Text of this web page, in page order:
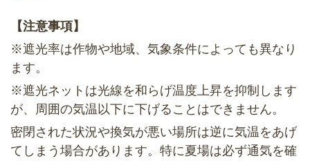
【注意事項】
※遮光率は作物や地域、気象条件によっても異なり
ます。
※遮光ネットは光線を和らげ温度上昇を抑制します
が、周囲の気温以下に下げることはできません。
密閉された状況や換気が悪い場所は逆に気温をあげ
てしまう場合があります。特に夏場は必ず通気を確